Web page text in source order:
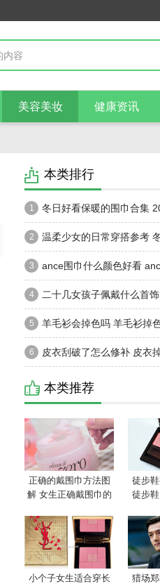
美容美妆 健康资讯
本类排行
1 冬日好看保暖的围巾合集
么围巾及颜色
2 温柔少女的日常穿搭参考
着温柔气质
3 ance围巾什么颜色好看
少钱
4 二十几女孩子佩戴什么首
戴的首饰品牌推荐
5 羊毛衫会掉色吗 羊毛衫掉
6 皮衣刮破了怎么修补 皮衣
本类推荐
正确的戴围巾方法图
解 女生正确戴围巾的
徒步
徒步
小个子女生适合穿长
猎场